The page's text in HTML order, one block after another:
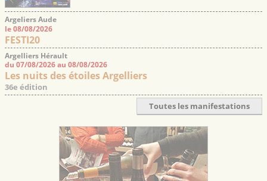
Argeliers Aude
le 08/08/2026
FESTI20
Argelliers Hérault
du 07/08/2026 au 08/08/2026
Les nuits des étoiles Argelliers
36e édition
Toutes les manifestations